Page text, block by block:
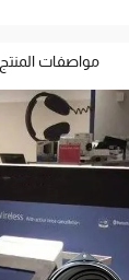
مواصفات المنتج